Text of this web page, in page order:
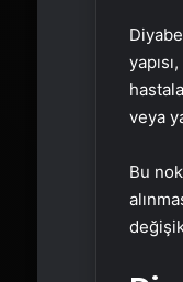
veya
Bu